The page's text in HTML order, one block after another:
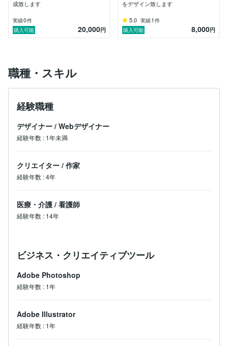
ルなデザイン、ポップなデザインが可能。
たくさん思いを、考えを聞かせてください。
成致します
実績0件
購入可能
20,000円
をデザイン致します
5.0 実績1 件
購入可能
8,000円
職種・スキル
経験職種
デザイナー / Webデザイナー
経験年数 : 1年未満
クリエイター / 作家
経験年数 :4年
医療・介護 / 看護師
経験年数 : 14年
ビジネス・クリエイティブツール
Adobe Photoshop
経験年数 : 1年
Adobe Illustrator
経験年数 : 1年